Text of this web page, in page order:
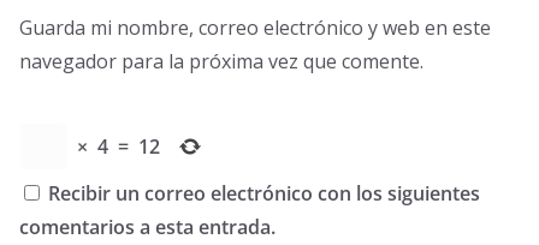
Guarda mi nombre, correo electrónico y web en este
navegador para la próxima vez que comente.
× 4 = 12
Recibir un correo electrónico con los siguientes
comentarios a esta entrada.